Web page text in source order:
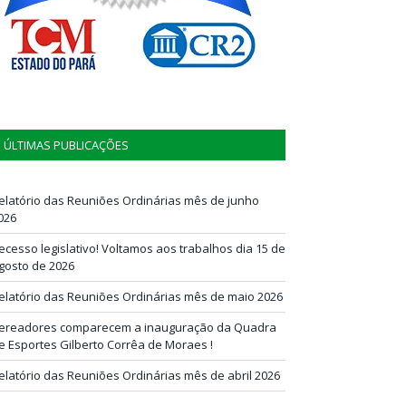
ÚLTIMAS PUBLICAÇÕES
das Reuniões Ordinárias mês de junho
legislativo! Voltamos aos trabalhos dia 15 de
de 2026
das Reuniões Ordinárias mês de maio 2026
comparecem a inauguração da Quadra
Esportes Gilberto Corrêa de Moraes !
das Reuniões Ordinárias mês de abril 2026